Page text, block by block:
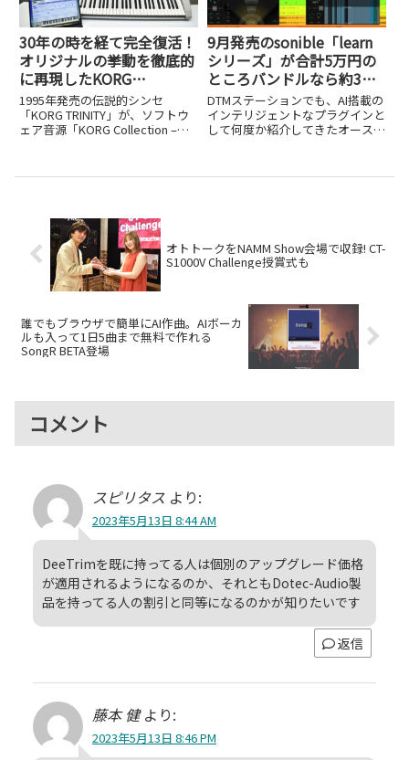
30年の時を経て完全復活！
オリジナルの挙動を徹底的
に再現したKORG
Collection – TRINITYの開
発秘話
1995年発売の伝説的シンセ
「KORG TRINITY」が、ソフトウ
ェア音源「KORG Collection –
秘話を紹介します。
9月発売のsonible「learn
シリーズ」が合計5万円の
ところバンドルなら約3万
円！AIを駆使した新世代の
ミキシングがスゴすぎる！
DTMステーションでも、AI搭載の
インテリジェントなプラグインと
して何度か紹介してきたオースト
名付けられたシリーズが9月に日
オトトークをNAMM Show会場で収録! CT-
S1000V Challenge授賞式も
誰でもブラウザで簡単にAI作曲。AIボーカ
ルも入って1日5曲まで無料で作れる
SongR BETA登場
コメント
スピリタス より:
2023年5月13日 8:44 AM
DeeTrimを既に持ってる人は個別のアップグレード価格
が適用されるようになるのか、それともDotec-Audio製
品を持ってる人の割引と同等になるのかが知りたいです
返信
藤本 健 より:
2023年5月13日 8:46 PM